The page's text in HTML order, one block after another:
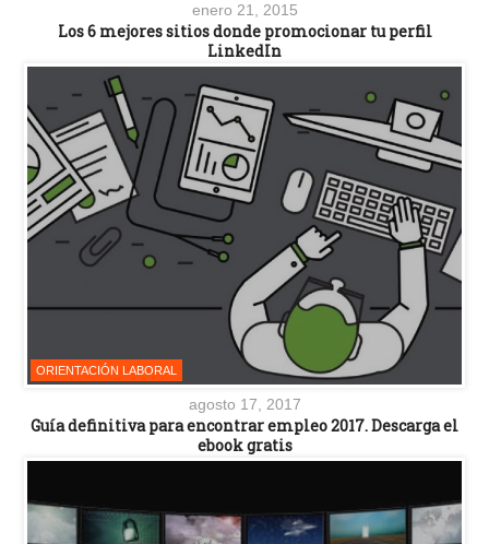
enero 21, 2015
Los 6 mejores sitios donde promocionar tu perfil
LinkedIn
ORIENTACIÓN LABORAL
agosto 17, 2017
Guía definitiva para encontrar empleo 2017. Descarga el
ebook gratis